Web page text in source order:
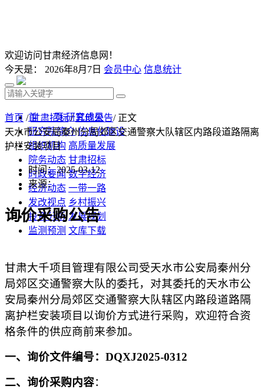
欢迎访问甘肃经济信息网！
今天是： 2026年8月7日 会员中心 信息统计
首 页 研究成果
研究院简介 信息化建设
组织机构 高质量发展
院务动态 甘肃招标
时政要闻 数字经济
经济动态 一带一路
发改视点 乡村振兴
投资分析 发展规划
监测预测 文库下载
首页 /甘肃招标/其他公告/ 正文
天水市公安局秦州分局郊区交通警察大队辖区内路段道路隔离
护栏安装项目
时间：2025-03-12
来源：
询价采购公告
甘肃大千项目管理有限公司受天水市公安局秦州分
局郊区交通警察大队的委托，对其委托的天水市公
安局秦州分局郊区交通警察大队辖区内路段道路隔
离护栏安装项目 以询价方式进行采购，欢迎符合资
格条件的供应商前来参加。
一、询价文件编号： DQXJ2025-0312
二、询价采购内容：